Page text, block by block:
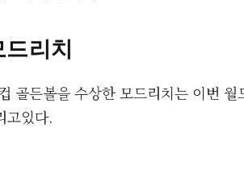
리치
골든볼을 수상한 모드리치는 이번
고있다.